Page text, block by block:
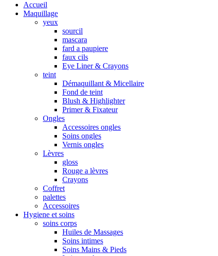
Accueil
Maquillage
yeux
sourcil
mascara
fard a paupiere
faux cils
Eye Liner & Crayons
teint
Démaquillant & Micellaire
Fond de teint
Blush & Highlighter
Primer & Fixateur
Ongles
Accessoires ongles
Soins ongles
Vernis ongles
Lèvres
gloss
Rouge a lèvres
Crayons
Coffret
palettes
Accessoires
Hygiene et soins
soins corps
Huiles de Massages
Soins intimes
Soins Mains & Pieds